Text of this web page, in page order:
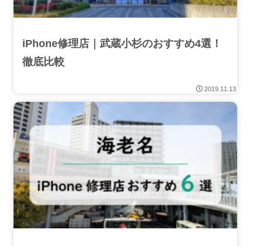
iPhone修理店｜武蔵小杉のおすすめ4選！
徹底比較
2019.11.13